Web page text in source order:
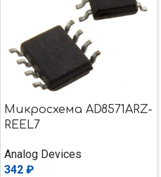
Микросхема AD8571ARZ-
REEL7
Analog Devices
342 ₽